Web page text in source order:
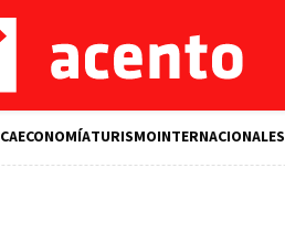
ECONOMÍATURISMOINTERNACIONALES